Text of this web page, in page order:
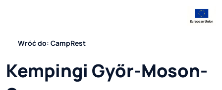
Wróć do: CampRest
Kempingi Győr-Moson-